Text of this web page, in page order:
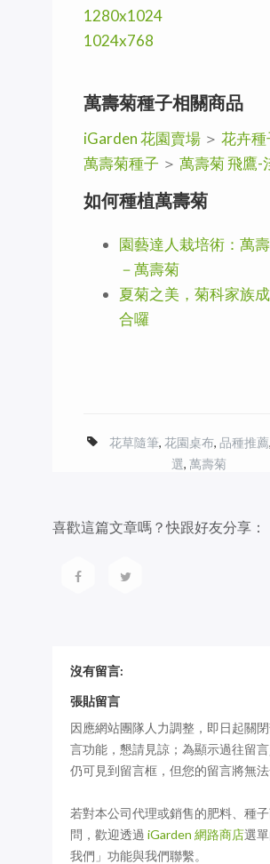
1280x1024
1024x768
萬壽菊種子相關商品
iGarden 花園賣場 ＞ 花卉種
萬壽菊種子 ＞ 萬壽菊 飛鷹-
如何種植萬壽菊
園藝達人栽培術：萬
－萬壽菊
夏菊之美，菊科家族
合囉
花草隨筆, 花園桌布, 品種推薦,
選, 萬壽菊
喜歡這篇文章嗎？快跟好友分享：
沒有留言:
張貼留言
因應網站團隊人力調整，即日起關
言功能，懇請見諒；為顯示過往留
仍可見到留言框，但您的留言將無法
若對本公司代理或銷售的肥料、種
問，歡迎透過 iGarden 網路商店選
我們」功能與我們聯繫。